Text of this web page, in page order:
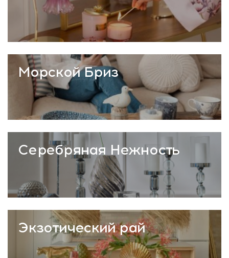
Морской Бриз
Серебряная Нежность
Экзотический рай